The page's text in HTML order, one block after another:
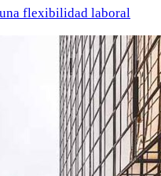
flexibilidad laboral